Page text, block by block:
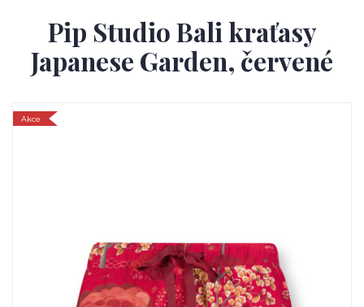
Pip Studio Bali kraťasy
Japanese Garden, červené
Akce